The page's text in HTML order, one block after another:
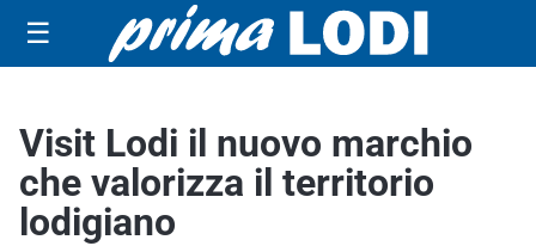
☰
Visit Lodi il nuovo marchio
che valorizza il territorio
lodigiano